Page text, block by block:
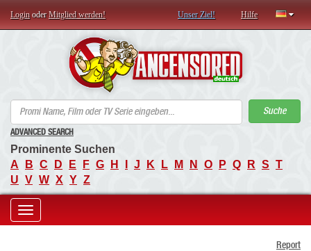
Login oderMitglied werden! Unser Ziel! Hilfe
Suche
ADVANCED SEARCH
Prominente Suchen
A
B C D E F G H J K L M N O P Q R S T
U V W X Y Z
Toggle
Report